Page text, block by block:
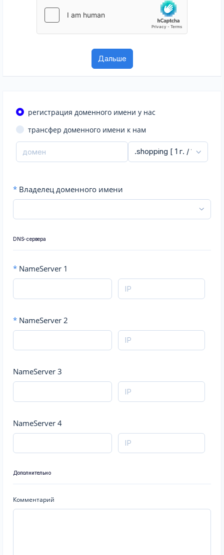
регистрация доменного имени у нас
трансфер доменного имени к нам
* Владелец доменного имени
DNS-сервера
* NameServer 1
* NameServer 2
NameServer 3
NameServer 4
Дополнительно
Комментарий